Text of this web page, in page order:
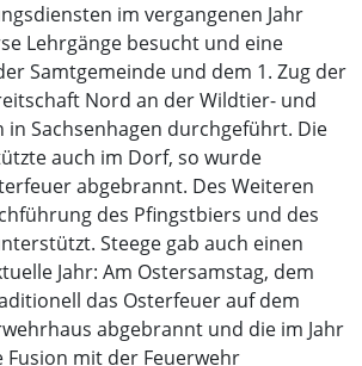
im vergangenen Jahr
Lehrgänge besucht und eine
Samtgemeinde und dem 1. Zug der
Nord an der Wildtier- und
Sachsenhagen durchgeführt. Die
auch im Dorf, so wurde
abgebrannt. Des Weiteren
des Pfingstbiers und des
Steege gab auch einen
Jahr: Am Ostersamstag, dem
das Osterfeuer auf dem
abgebrannt und die im Jahr
Fusion mit der Feuerwehr